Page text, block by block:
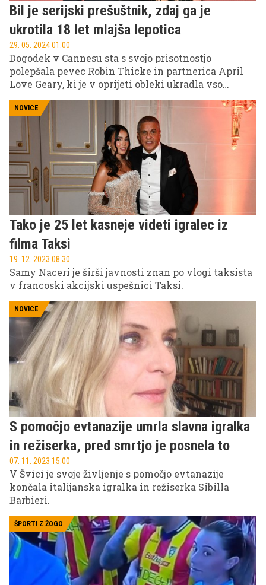
Bil je serijski prešuštnik, zdaj ga je
ukrotila 18 let mlajša lepotica
29. 05. 2024 01.00
Dogodek v Cannesu sta s svojo prisotnostjo
polepšala pevec Robin Thicke in partnerica April
Love Geary, ki je v oprijeti obleki ukradla vso
pozornost.
NOVICE
Tako je 25 let kasneje videti igralec iz
filma Taksi
19. 12. 2023 08.30
Samy Naceri je širši javnosti znan po vlogi taksista
v francoski akcijski uspešnici Taksi.
NOVICE
S pomočjo evtanazije umrla slavna igralka
in režiserka, pred smrtjo je posnela to
07. 11. 2023 15.00
V Švici je svoje življenje s pomočjo evtanazije
končala italijanska igralka in režiserka Sibilla
Barbieri.
ŠPORTI Z ŽOGO